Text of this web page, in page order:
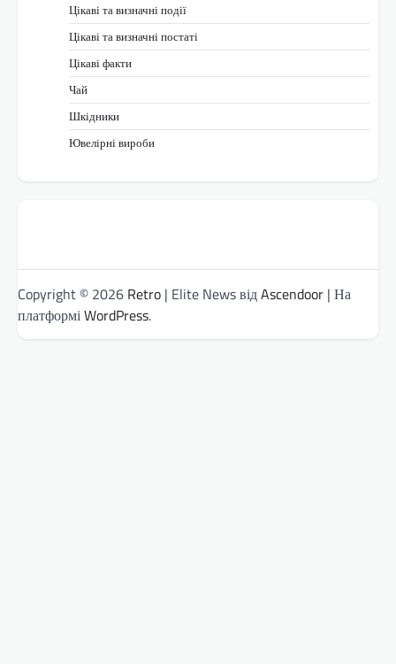
Цікаві та визначні події
Цікаві та визначні постаті
Цікаві факти
Чай
Шкідники
Ювелірні вироби
Copyright © 2026 Retro | Elite News відAscendoor | На
платформіWordPress.